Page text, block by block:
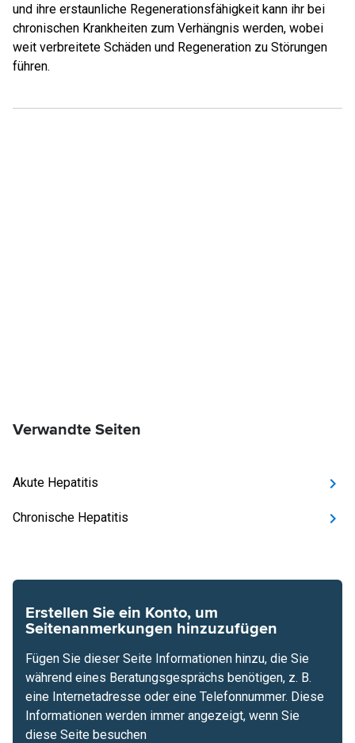
und ihre erstaunliche Regenerationsfähigkeit kann ihr bei
chronischen Krankheiten zum Verhängnis werden, wobei
weit verbreitete Schäden und Regeneration zu Störungen
führen.
Verwandte Seiten
Akute Hepatitis
Chronische Hepatitis
Erstellen Sie ein Konto, um
Seitenanmerkungen hinzuzufügen
Fügen Sie dieser Seite Informationen hinzu, die Sie
während eines Beratungsgesprächs benötigen, z. B.
eine Internetadresse oder eine Telefonnummer. Diese
Informationen werden immer angezeigt, wenn Sie
diese Seite besuchen